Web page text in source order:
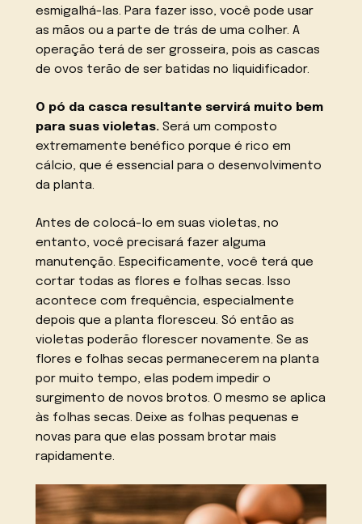
esmigalhá-las. Para fazer isso, você pode usar
as mãos ou a parte de trás de uma colher. A
operação terá de ser grosseira, pois as cascas
de ovos terão de ser batidas no liquidificador.
O pó da casca resultante servirá muito bem
para suas violetas. Será um composto
extremamente benéfico porque é rico em
cálcio, que é essencial para o desenvolvimento
da planta.
Antes de colocá-lo em suas violetas, no
entanto, você precisará fazer alguma
manutenção. Especificamente, você terá que
cortar todas as flores e folhas secas. Isso
acontece com frequência, especialmente
depois que a planta floresceu. Só então as
violetas poderão florescer novamente. Se as
flores e folhas secas permanecerem na planta
por muito tempo, elas podem impedir o
surgimento de novos brotos. O mesmo se aplica
às folhas secas. Deixe as folhas pequenas e
novas para que elas possam brotar mais
rapidamente.